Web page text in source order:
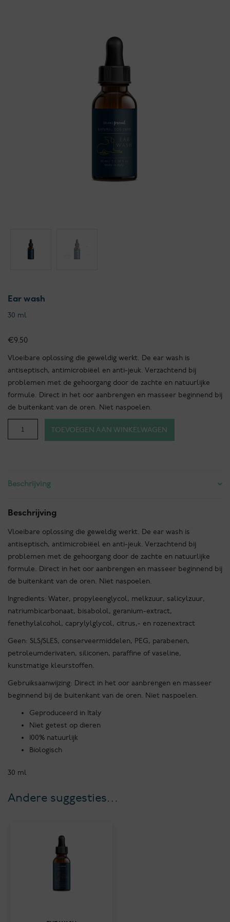
Ear wash
30 ml
€9.50
Vloeibare oplossing die geweldig werkt. De ear wash is
antiseptisch, antimicrobiëel en anti-jeuk. Verzachtend bij
problemen met de gehoorgang door de zachte en natuurlijke
formule. Direct in het oor aanbrengen en masseer beginnend bij
de buitenkant van de oren. Niet naspoelen.
aantal
TOEVOEGEN AAN WINKELWAGEN
Beschrijving
Beschrijving
Vloeibare oplossing die geweldig werkt. De ear wash is
antiseptisch, antimicrobiëel en anti-jeuk. Verzachtend bij
problemen met de gehoorgang door de zachte en natuurlijke
formule. Direct in het oor aanbrengen en masseer beginnend bij
de buitenkant van de oren. Niet naspoelen.
Ingredients: Water, propyleenglycol, melkzuur, salicylzuur,
natriumbicarbonaat, bisabolol, geranium-extract,
fenethylalcohol, caprylylglycol, citrus,- en rozenextract
Geen: SLS/SLES, conserveermiddelen, PEG, parabenen,
petroleumderivaten, siliconen, paraffine of vaseline,
kunstmatige kleurstoffen.
Gebruiksaanwijzing: Direct in het oor aanbrengen en masseer
beginnend bij de buitenkant van de oren. Niet naspoelen.
Geproduceerd in Italy
Niet getest op dieren
100% natuurlijk
Biologisch
30 ml
Andere suggesties…